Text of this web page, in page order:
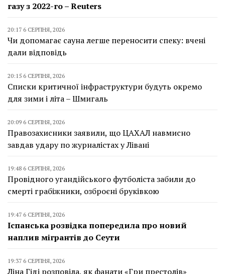
газу з 2022-го – Reuters
20:17 6 СЕРПНЯ, 2026
Чи допомагає сауна легше переносити спеку: вчені
дали відповідь
20:15 6 СЕРПНЯ, 2026
Списки критичної інфраструктури будуть окремо
для зими і літа – Шмигаль
20:09 6 СЕРПНЯ, 2026
Правозахисники заявили, що ЦАХАЛ навмисно
завдав удару по журналістах у Лівані
19:48 6 СЕРПНЯ, 2026
Провідного угандійського футболіста забили до
смерті грабіжники, озброєні бруківкою
19:47 6 СЕРПНЯ, 2026
Іспанська розвідка попередила про новий
наплив мігрантів до Сеути
19:37 6 СЕРПНЯ, 2026
Ліна Гіді розповіла, як фанати «Гри престолів»